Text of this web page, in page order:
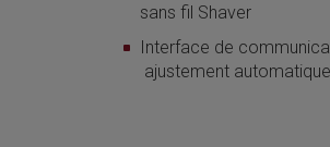
sans fil Shaver
Interface de
ajustement